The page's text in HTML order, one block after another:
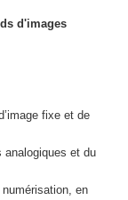
d'images
fixe et de
analogiques et du
en